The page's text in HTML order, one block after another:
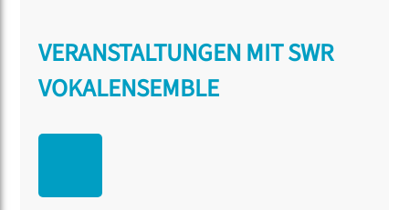
VERANSTALTUNGEN MIT SWR
VOKALENSEMBLE